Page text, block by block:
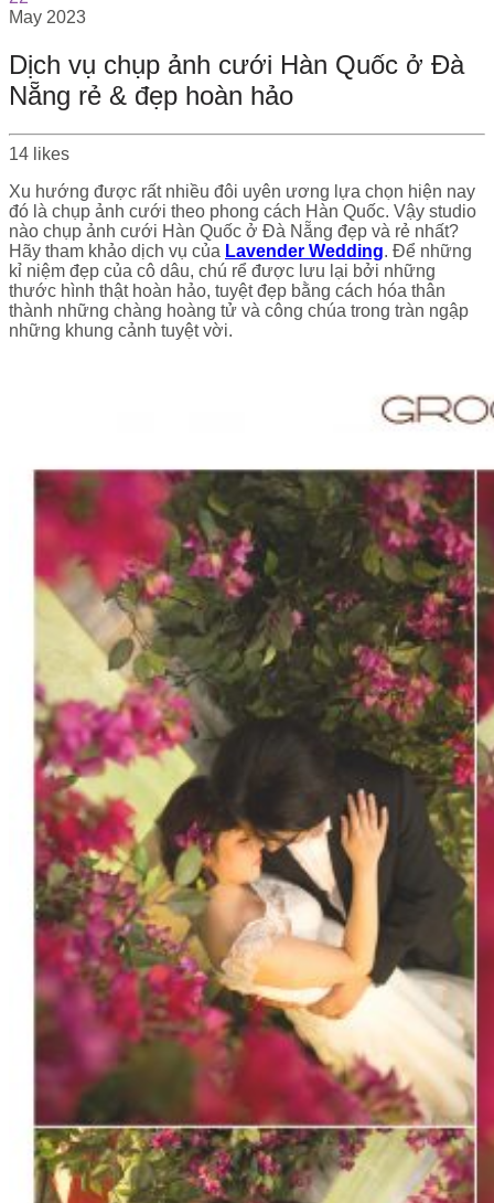
May 2023
Dịch vụ chụp ảnh cưới Hàn Quốc ở Đà
Nẵng rẻ & đẹp hoàn hảo
14 likes
Xu hướng được rất nhiều đôi uyên ương lựa chọn hiện nay
đó là chụp ảnh cưới theo phong cách Hàn Quốc. Vậy studio
nào chụp ảnh cưới Hàn Quốc ở Đà Nẵng đẹp và rẻ nhất?
Hãy tham khảo dịch vụ của Lavender Wedding. Để những
kỉ niệm đẹp của cô dâu, chú rể được lưu lại bởi những
thước hình thật hoàn hảo, tuyệt đẹp bằng cách hóa thân
thành những chàng hoàng tử và công chúa trong tràn ngập
những khung cảnh tuyệt vời.